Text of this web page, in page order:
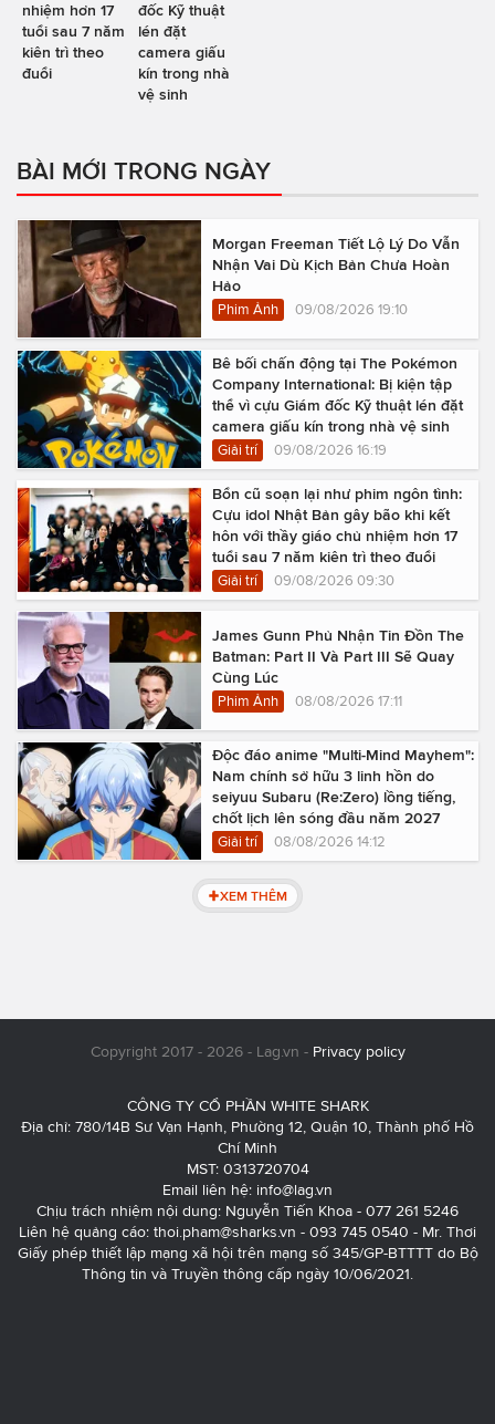
nhiệm hơn 17
tuổi sau 7 năm
kiên trì theo
đuổi
đốc Kỹ thuật
lén đặt
camera giấu
kín trong nhà
vệ sinh
BÀI MỚI TRONG NGÀY
Morgan Freeman Tiết Lộ Lý Do Vẫn
Nhận Vai Dù Kịch Bản Chưa Hoàn
Hảo
Phim Ảnh 09/08/2026 19:10
Bê bối chấn động tại The Pokémon
Company International: Bị kiện tập
thể vì cựu Giám đốc Kỹ thuật lén đặt
camera giấu kín trong nhà vệ sinh
Giải trí 09/08/2026 16:19
Bổn cũ soạn lại như phim ngôn tình:
Cựu idol Nhật Bản gây bão khi kết
hôn với thầy giáo chủ nhiệm hơn 17
tuổi sau 7 năm kiên trì theo đuổi
Giải trí 09/08/2026 09:30
James Gunn Phủ Nhận Tin Đồn The
Batman: Part II Và Part III Sẽ Quay
Cùng Lúc
Phim Ảnh 08/08/2026 17:11
Độc đáo anime "Multi-Mind Mayhem":
Nam chính sở hữu 3 linh hồn do
seiyuu Subaru (Re:Zero) lồng tiếng,
chốt lịch lên sóng đầu năm 2027
Giải trí 08/08/2026 14:12
XEM THÊM
Copyright 2017 - 2026 - Lag.vn - Privacy policy
CÔNG TY CỔ PHẦN WHITE SHARK
Địa chỉ: 780/14B Sư Vạn Hạnh, Phường 12, Quận 10, Thành phố Hồ
Chí Minh
MST: 0313720704
Email liên hệ: info@lag.vn
Chịu trách nhiệm nội dung: Nguyễn Tiến Khoa - 077 261 5246
Liên hệ quảng cáo: thoi.pham@sharks.vn - 093 745 0540 - Mr. Thơi
Giấy phép thiết lập mạng xã hội trên mạng số 345/GP-BTTTT do Bộ
Thông tin và Truyền thông cấp ngày 10/06/2021.